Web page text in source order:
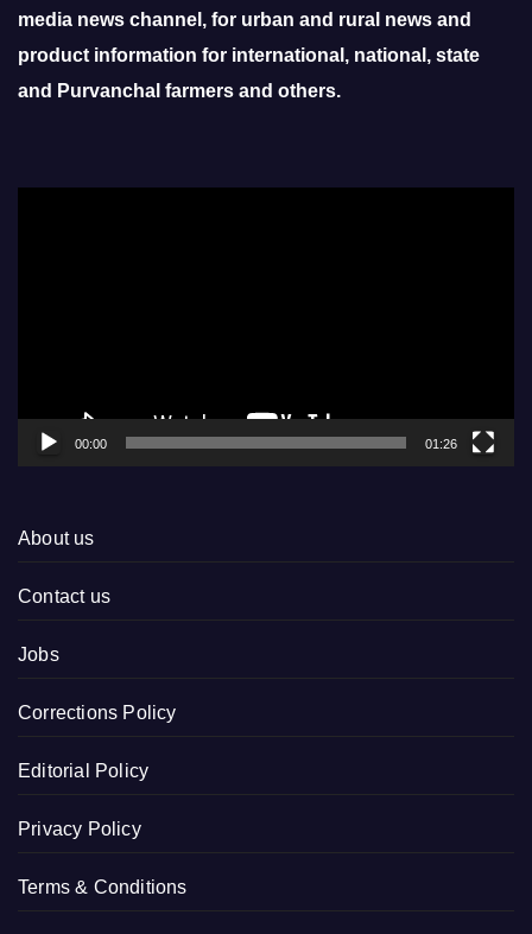
media news channel, for urban and rural news and
product information for international, national, state
and Purvanchal farmers and others.
00:00 01:26
About us
Contact us
Jobs
Corrections Policy
Editorial Policy
Privacy Policy
Terms & Conditions